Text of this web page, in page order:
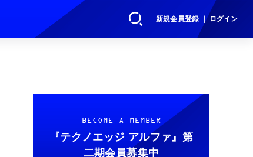
新規会員登録 ｜ ログイン
BECOME A MEMBER
『テクノエッジ アルファ』 第
二期会員募集中